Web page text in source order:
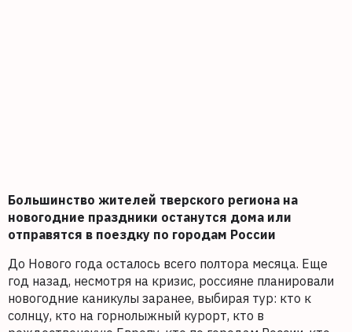
Большинство жителей тверского региона на
новогодние праздники останутся дома или
отправятся в поездку по городам России
До Нового года осталось всего полтора месяца. Еще
год назад, несмотря на кризис, россияне планировали
новогодние каникулы заранее, выбирая тур: кто к
солнцу, кто на горнолыжный курорт, кто в